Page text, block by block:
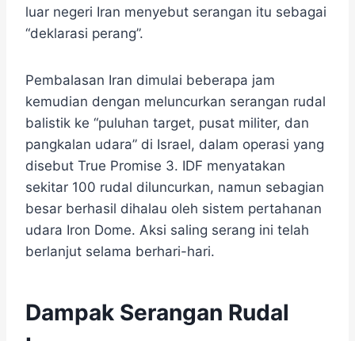
luar negeri Iran menyebut serangan itu sebagai
“deklarasi perang”.
Pembalasan Iran dimulai beberapa jam
kemudian dengan meluncurkan serangan rudal
balistik ke “puluhan target, pusat militer, dan
pangkalan udara” di Israel, dalam operasi yang
disebut True Promise 3. IDF menyatakan
sekitar 100 rudal diluncurkan, namun sebagian
besar berhasil dihalau oleh sistem pertahanan
udara Iron Dome. Aksi saling serang ini telah
berlanjut selama berhari-hari.
Dampak Serangan Rudal